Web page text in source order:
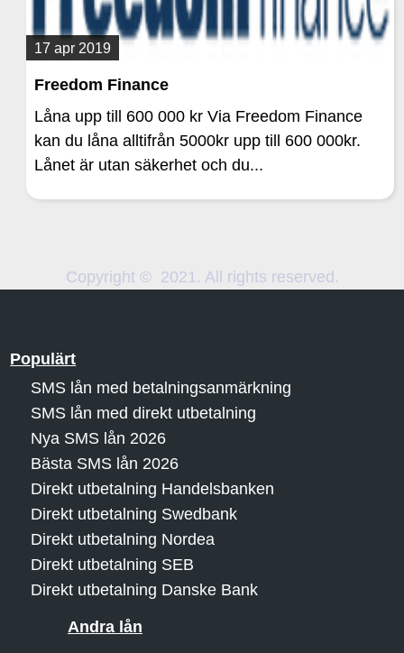
17 apr 2019
Freedom Finance
Låna upp till 600 000 kr Via Freedom Finance
kan du låna alltifrån 5000kr upp till 600 000kr.
Lånet är utan säkerhet och du...
Copyright © 2021. All rights reserved.
Populärt
SMS lån med betalningsanmärkning
SMS lån med direkt utbetalning
Nya SMS lån 2026
Bästa SMS lån 2026
Direkt utbetalning Handelsbanken
Direkt utbetalning Swedbank
Direkt utbetalning Nordea
Direkt utbetalning SEB
Direkt utbetalning Danske Bank
Andra lån